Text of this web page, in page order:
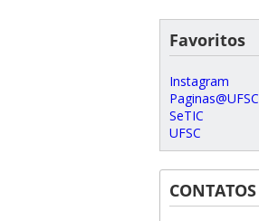
Favoritos
Instagram
Paginas@UFSC
SeTIC
UFSC
CONTATOS